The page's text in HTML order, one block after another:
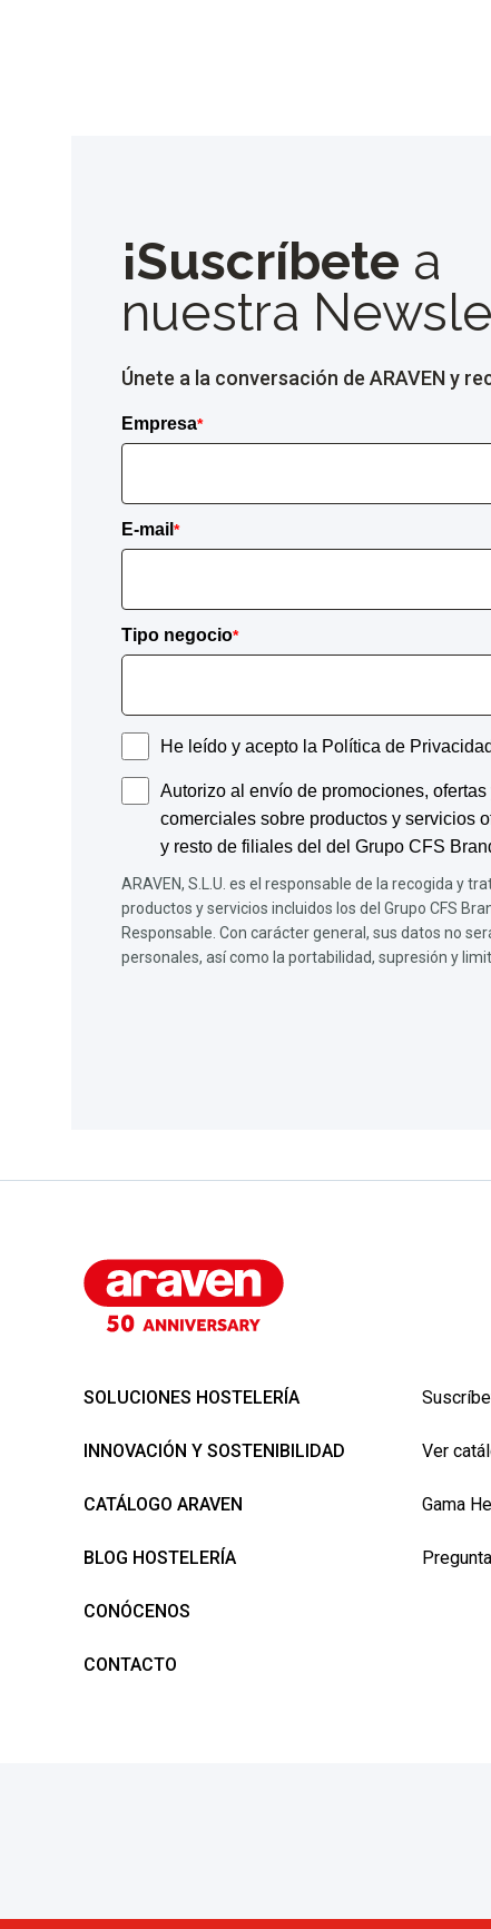
¡Suscríbete a
nuestra
Únete a la conversación de ARAVEN y
Empresa*
E-mail *
Tipo negocio*
He leído y acepto la Política de Privacidad
Autorizo al envío de promociones,
comerciales sobre productos y servicios
y resto de filiales del del Grupo CFS
ARAVEN, S.L.U. es el responsable de la recogida y
productos y servicios incluidos los del Grupo CFS
Responsable. Con carácter general, sus datos no
personales, así como la portabilidad, supresión y
SOLUCIONES HOSTELERÍA
INNOVACIÓN Y SOSTENIBILIDAD
CATÁLOGO ARAVEN
BLOG HOSTELERÍA
CONÓCENOS
CONTACTO
Ver
Gama